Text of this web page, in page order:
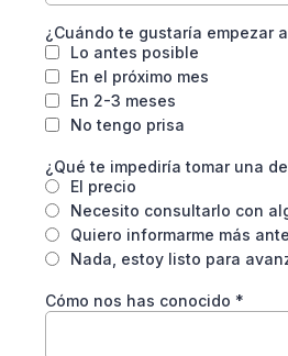
¿Cuándo te gustaría empezar
Lo antes posible
En el próximo mes
En 2-3 meses
No tengo prisa
¿Qué te impediría tomar una
El precio
Necesito consultarlo con
Quiero informarme más
Nada, estoy listo para
Cómo nos has conocido *